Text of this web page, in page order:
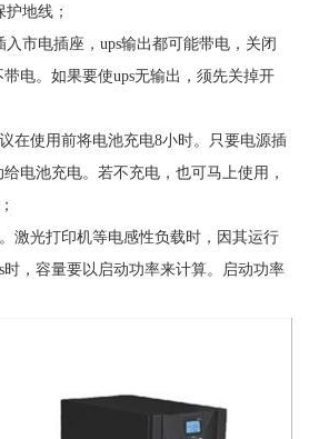
地线；
市电插座，ups输出都可能带电，关闭
电。如果要使ups无输出，须先关掉开
在使用前将电池充电8小时。只要电源插
电池充电。若不充电，也可马上使用，
激光打印机等电感性负载时，因其运行
时，容量要以启动功率来计算。启动功率